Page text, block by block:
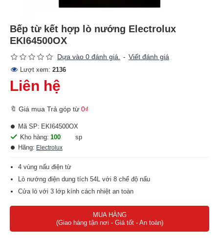
Bếp từ kết hợp lò nướng Electrolux
EKI64500OX
Dựa vào 0 đánh giá. - Viết đánh giá
Lượt xem: 2136
Liên hệ
🔖 Giá mua Trả góp từ 0₫
Kho hàng: 100
sp
Hãng: Electrolux
Mã SP: EKI64500OX
4 vùng nấu điện từ
Lò nướng điện dung tích 54L với 8 chế độ nấu
Cửa lò với 3 lớp kính cách nhiệt an toàn
MUA HÀNG
(Giao hàng tận nơi - Giá tốt - An toàn)